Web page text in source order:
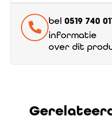
bel 0519 740
informatie
over dit